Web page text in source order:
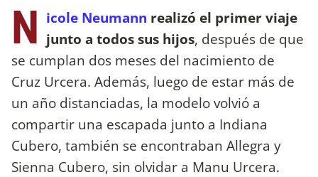
N icole Neumann realizó el primer viaje
junto a todos sus hijos, después de que
se cumplan dos meses del nacimiento de
Cruz Urcera. Además, luego de estar más de
un año distanciadas, la modelo volvió a
compartir una escapada junto a Indiana
Cubero, también se encontraban Allegra y
Sienna Cubero, sin olvidar a Manu Urcera.